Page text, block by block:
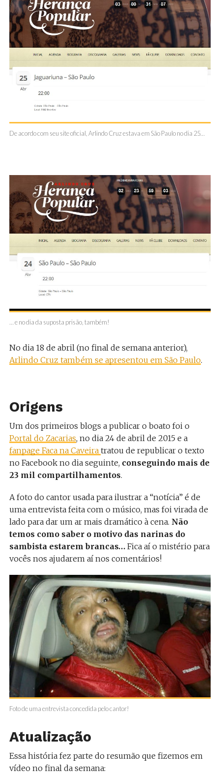
De acordo com seu site oficial, Arlindo Cruz estava em São Paulo no dia 25…
… e no dia da suposta prisão, também!
No dia 18 de abril (no final de semana anterior),
Arlindo Cruz também se apresentou em São Paulo.
Origens
Um dos primeiros blogs a publicar o boato foi o
Portal do Zacarias, no dia 24 de abril de 2015 e a
fanpage Faca na Caveira tratou de republicar o texto
no Facebook no dia seguinte, conseguindo mais de
23 mil compartilhamentos.
A foto do cantor usada para ilustrar a “notícia” é de
uma entrevista feita com o músico, mas foi virada de
lado para dar um ar mais dramático à cena. Não
temos como saber o motivo das narinas do
sambista estarem brancas…Fica aí o mistério para
vocês nos ajudarem aí nos comentários!
Foto de uma entrevista concedida pelo cantor!
Atualização
Essa história fez parte do resumão que fizemos em
vídeo no final da semana: